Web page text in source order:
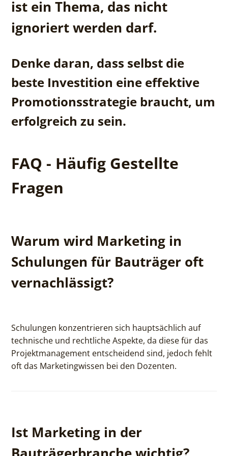
ist ein Thema, das nicht
ignoriert werden darf.
Denke daran, dass selbst die
beste Investition eine effektive
Promotionsstrategie braucht, um
erfolgreich zu sein.
FAQ - Häufig Gestellte
Fragen
Warum wird Marketing in
Schulungen für Bauträger oft
vernachlässigt?
Schulungen konzentrieren sich hauptsächlich auf
technische und rechtliche Aspekte, da diese für das
Projektmanagement entscheidend sind, jedoch fehlt
oft das Marketingwissen bei den Dozenten.
Ist Marketing in der